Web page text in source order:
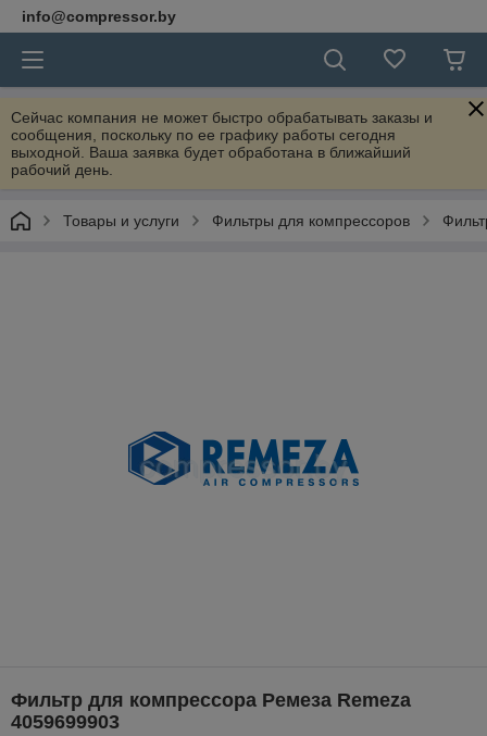
info@compressor.by
Сейчас компания не может быстро обрабатывать заказы и
сообщения, поскольку по ее графику работы сегодня
выходной. Ваша заявка будет обработана в ближайший
рабочий день.
Товары и услуги Фильтры для компрессоров
Фильтр для компрессора Ремеза Remeza
4059699903